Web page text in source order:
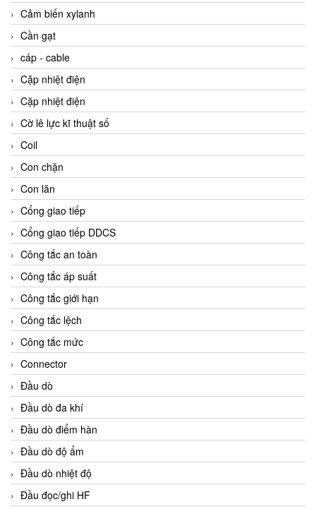
Cảm biến xylanh
Cần gạt
cáp - cable
Cặp nhiệt điện
Cặp nhiệt điện
Cờ lê lực kĩ thuật số
Coil
Con chặn
Con lăn
Cổng giao tiếp
Cổng giao tiếp DDCS
Công tắc an toàn
Công tắc áp suất
Công tắc giới hạn
Công tắc lệch
Công tắc mức
Connector
Đầu dò
Đầu dò đa khí
Đầu dò điểm hàn
Đầu dò độ ẩm
Đầu dò nhiệt độ
Đầu đọc/ghi HF